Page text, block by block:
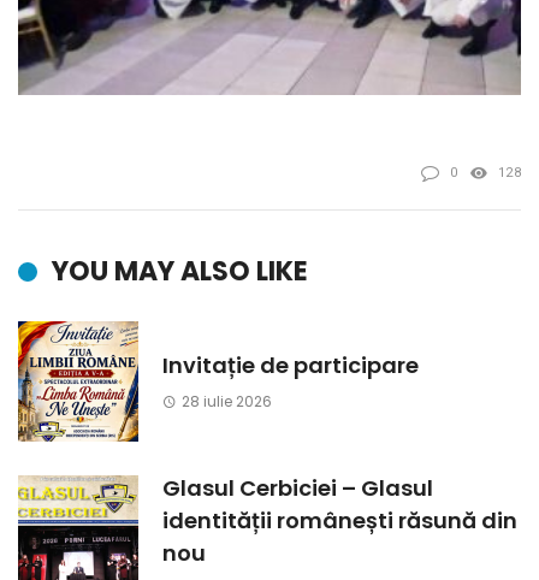
0 128
YOU MAY ALSO LIKE
Invitație de participare
28 iulie 2026
Glasul Cerbiciei – Glasul
identității românești răsună din
nou